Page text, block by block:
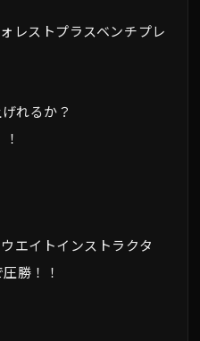
レストプラスベンチプレ
れるか？
エイトインストラクタ
勝！！